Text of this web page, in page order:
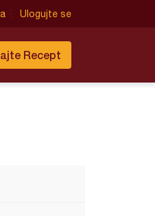
Ulogujte se
Recept